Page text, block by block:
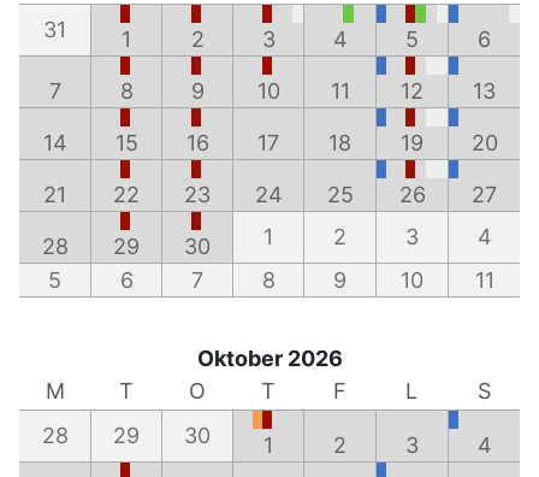
31
1 2 3 4 5 6
7 8 9 10 11 12 13
14 15 16 17 18 19 20
21 22 23 24 25 26 27
28 29 30 1 2 3
4
5
6 7 8 9 10 11
Oktober 2026
M
T O T F L
S
28
29 30 1 2 3 4